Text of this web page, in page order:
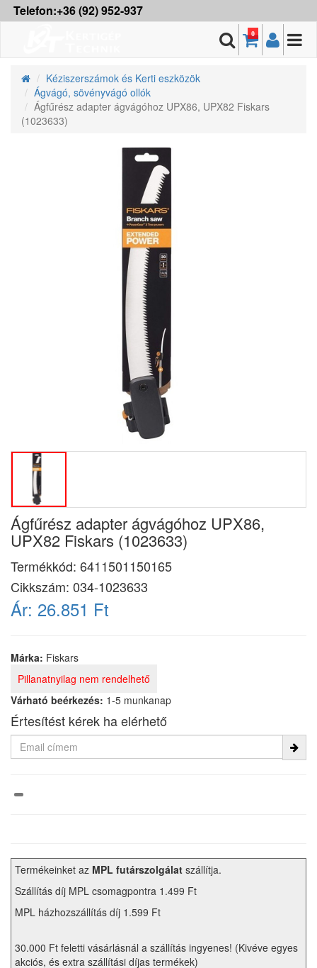
Telefon:+36 (92) 952-937
0
Kéziszerszámok és Kerti eszközök
Ágvágó, sövényvágó ollók
Ágfűrész adapter ágvágóhoz UPX86, UPX82 Fiskars
(1023633)
Ágfűrész adapter ágvágóhoz UPX86,
UPX82 Fiskars (1023633)
Termékkód: 6411501150165
Cikkszám: 034-1023633
Ár: 26.851 Ft
Márka: Fiskars
Pillanatnyilag nem rendelhető
Várható beérkezés: 1-5 munkanap
Értesítést kérek ha elérhető
Termékeinket az MPL futárszolgálat szállítja.
Szállítás díj MPL csomagpontra 1.499 Ft
MPL házhozszállítás díj 1.599 Ft
30.000 Ft feletti vásárlásnál a szállítás ingyenes! (Kivéve egyes
akciós, és extra szállítási díjas termékek)